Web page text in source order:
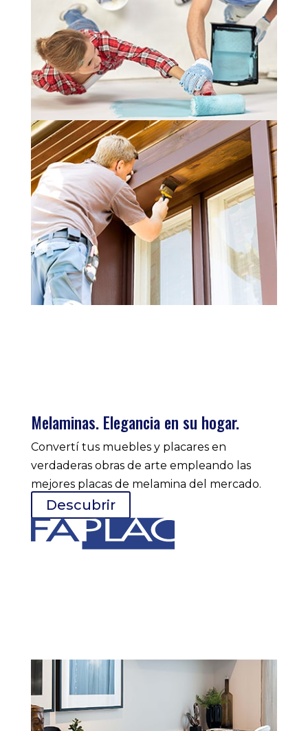
Melaminas. Elegancia en su hogar.
Convertí tus muebles y placares en
verdaderas obras de arte empleando las
mejores placas de melamina del mercado.
Descubrir